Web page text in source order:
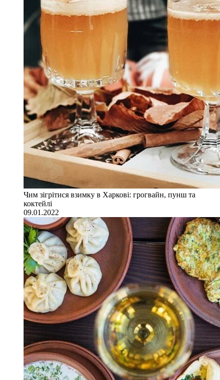
Чим зігрітися взимку в Харкові: грогвайн, пунш та
коктейлі
09.01.2022